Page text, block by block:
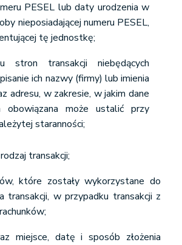
PESEL lub daty urodzenia w
nieposiadającej numeru PESEL,
tę jednostkę;
stron transakcji niebędących
ich nazwy (firmy) lub imienia
adresu, w zakresie, w jakim dane
obowiązana może ustalić przy
staranności;
transakcji;
które zostały wykorzystane do
transakcji, w przypadku transakcji z
miejsce, datę i sposób złożenia